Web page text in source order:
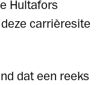
Hultafors
carrièresite
dat een reeks